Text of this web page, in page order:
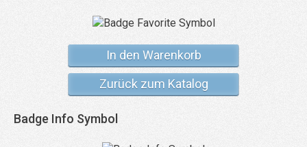
In den Warenkorb
Zurück zum Katalog
Badge Info Symbol